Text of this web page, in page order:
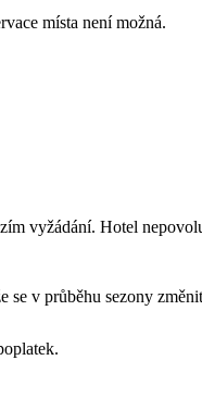
místa není možná.
vyžádání. Hotel
se v průběhu sezony